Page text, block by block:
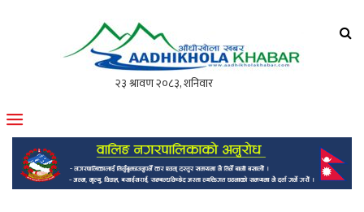
मोफसलकै लोकप्रिय अनलाइन पत्रिका